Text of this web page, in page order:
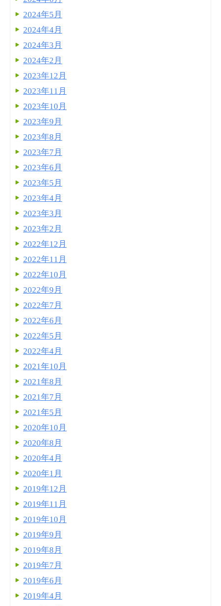
2024年5月
2024年4月
2024年3月
2024年2月
2023年12月
2023年11月
2023年10月
2023年9月
2023年8月
2023年7月
2023年6月
2023年5月
2023年4月
2023年3月
2023年2月
2022年12月
2022年11月
2022年10月
2022年9月
2022年7月
2022年6月
2022年5月
2022年4月
2021年10月
2021年8月
2021年7月
2021年5月
2020年10月
2020年8月
2020年4月
2020年1月
2019年12月
2019年11月
2019年10月
2019年9月
2019年8月
2019年7月
2019年6月
2019年4月